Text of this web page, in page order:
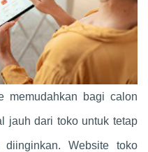
memudahkan bagi calon
jauh dari toko untuk tetap
Website toko